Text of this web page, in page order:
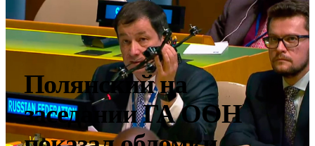
Полянский на
заседании ГА ООН